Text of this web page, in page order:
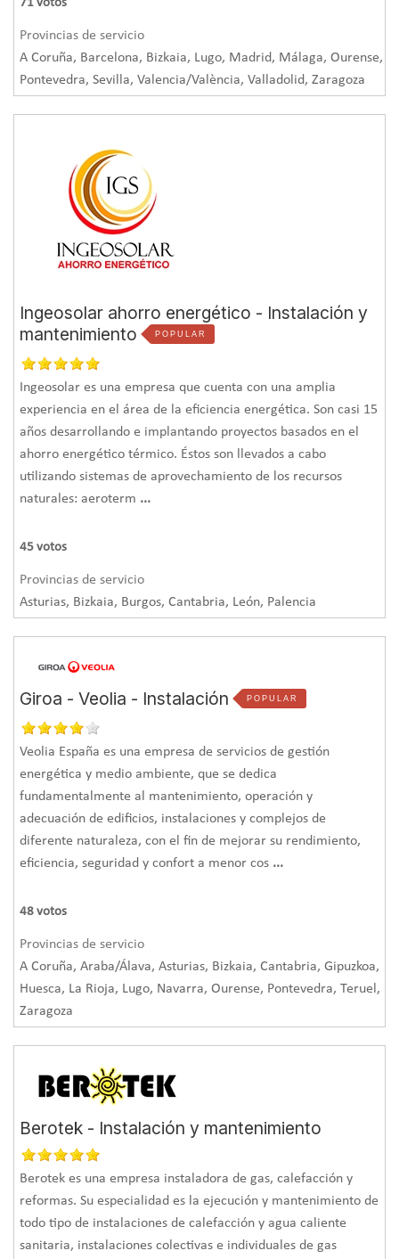
71 votos
Provincias de servicio
A Coruña, Barcelona, Bizkaia, Lugo, Madrid, Málaga, Ourense,
Pontevedra, Sevilla, Valencia/València, Valladolid, Zaragoza
Ingeosolar ahorro energético - Instalación y
mantenimiento
POPULAR
Ingeosolar es una empresa que cuenta con una amplia
experiencia en el área de la eficiencia energética. Son casi 15
años desarrollando e implantando proyectos basados en el
ahorro energético térmico. Éstos son llevados a cabo
utilizando sistemas de aprovechamiento de los recursos
naturales: aeroterm ...
45 votos
Provincias de servicio
Asturias, Bizkaia, Burgos, Cantabria, León, Palencia
Giroa - Veolia - Instalación POPULAR
Veolia España es una empresa de servicios de gestión
energética y medio ambiente, que se dedica
fundamentalmente al mantenimiento, operación y
adecuación de edificios, instalaciones y complejos de
diferente naturaleza, con el fin de mejorar su rendimiento,
eficiencia, seguridad y confort a menor cos ...
48 votos
Provincias de servicio
A Coruña, Araba/Álava, Asturias, Bizkaia, Cantabria, Gipuzkoa,
Huesca, La Rioja, Lugo, Navarra, Ourense, Pontevedra, Teruel,
Zaragoza
Berotek - Instalación y mantenimiento
Berotek es una empresa instaladora de gas, calefacción y
reformas. Su especialidad es la ejecución y mantenimiento de
todo tipo de instalaciones de calefacción y agua caliente
sanitaria, instalaciones colectivas e individuales de gas